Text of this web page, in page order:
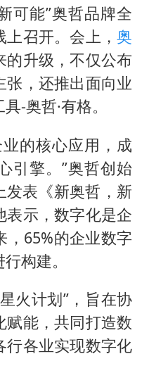
上半年国内居民出游人次34.63亿
花奖开幕式红裙起舞
店主称换“青海拉面”招牌后生意更好
泰国初中生饮弹自尽前开了26枪
盘烂尾恒大文旅城
：零封向鹏不意外
系体育强国建设
可能”奥哲品牌全
上召开。会上，奥
的升级，不仅公布
张，还推出面向业
-奥哲·有格。
的核心应用，成
引擎。”奥哲创始
发表《新奥哲，新
表示，数字化是企
，65%的企业数字
构建。
火计划”，旨在协
赋能，共同打造数
行各业实现数字化